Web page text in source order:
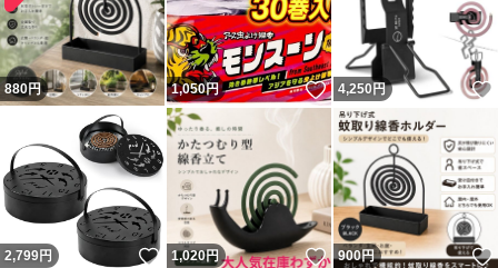
880円 1,050円 いいね！
4,250 円
2,799円 いいね！
1,020円 いいね！
900円